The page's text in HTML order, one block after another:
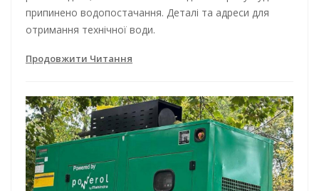
припинено водопостачання. Деталі та адреси для
отримання технічної води.
Продовжити Читання